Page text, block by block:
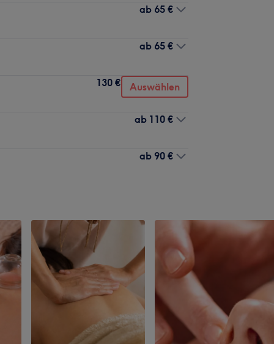
ab 65 €
ab 65 €
130 € Auswählen
ab 110 €
ab 90 €